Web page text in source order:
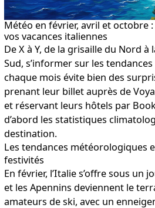
Météo en février, avril et octobre
vos vacances italiennes
De X à Y, de la grisaille du Nord
Sud, s’informer sur les
chaque mois évite bien des
prenant leur billet auprès de
et réservant leurs hôtels par
d’abord les statistiques
destination.
Les tendances météorologiques
festivités
En février, l’Italie s’offre sous un
et les Apennins deviennent le
amateurs de ski, avec un